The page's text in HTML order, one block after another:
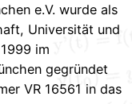
e.V. wurde als
Universität und
im
gegründet
VR 16561 in das